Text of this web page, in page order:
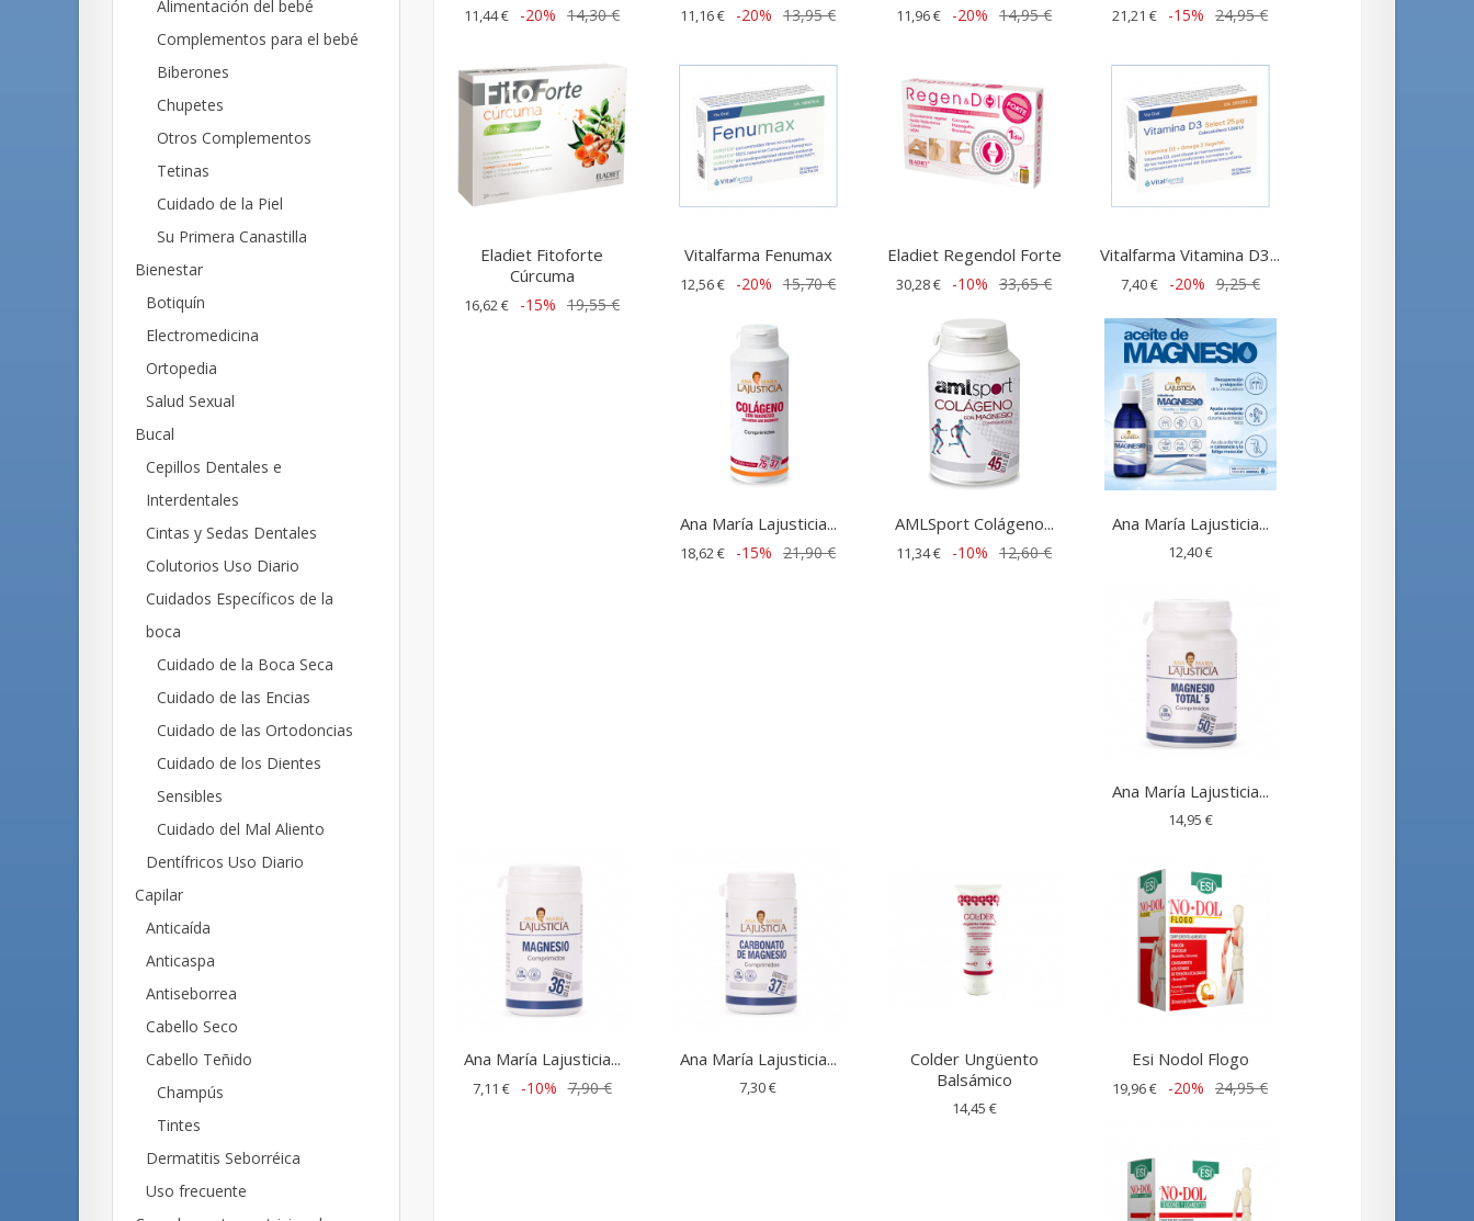
Alimentación del bebé
Complementos para el bebé
Biberones
Chupetes
Otros Complementos
Tetinas
Cuidado de la Piel
Su Primera Canastilla
Bienestar
Botiquín
Electromedicina
Ortopedia
Salud Sexual
Bucal
Cepillos Dentales e
Interdentales
Cintas y Sedas Dentales
Colutorios Uso Diario
Cuidados Específicos de la
boca
Cuidado de la Boca Seca
Cuidado de las Encias
Cuidado de las Ortodoncias
Cuidado de los Dientes
Sensibles
Cuidado del Mal Aliento
Dentífricos Uso Diario
Capilar
Anticaída
Anticaspa
Antiseborrea
Cabello Seco
Cabello Teñido
Champús
Tintes
Dermatitis Seborréica
Uso frecuente
11,44 € -20% 14,30 € 11,16 € -20% 13,95 € 11,96 € -20% 14,95 € 21,21 € -15% 24,95 €
Eladiet Fitoforte
Cúrcuma
16,62 € -15% 19,55 €
Vitalfarma Fenumax
12,56 € -20% 15,70 €
Eladiet Regendol Forte
30,28 € -10% 33,65 €
Vitalfarma Vitamina D3...
7,40 € -20% 9,25 €
Ana María Lajusticia...
18,62 € -15% 21,90 €
AMLSport Colágeno...
11,34 € -10% 12,60 €
Ana María Lajusticia...
12,40 €
Ana María Lajusticia...
14,95 €
Ana María Lajusticia...
7,11 € -10% 7,90 €
Ana María Lajusticia...
7,30 €
Colder Ungüento
Balsámico
14,45 €
Esi Nodol Flogo
19,96 € -20% 24,95 €